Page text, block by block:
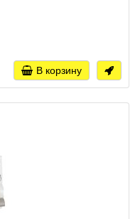
В корзину